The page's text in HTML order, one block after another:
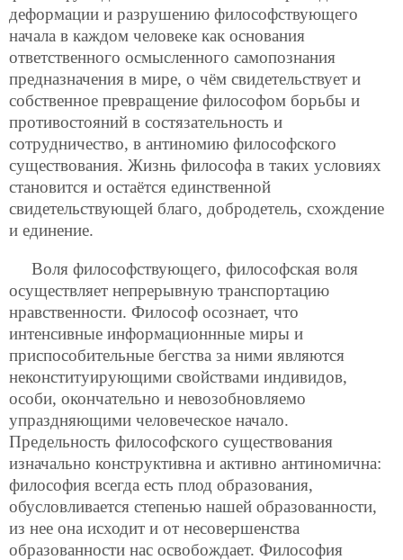
деформации и разрушению философствующего
начала в каждом человеке как основания
ответственного осмысленного самопознания
предназначения в мире, о чём свидетельствует и
собственное превращение философом борьбы и
противостояний в состязательность и
сотрудничество, в антиномию философского
существования. Жизнь философа в таких условиях
становится и остаётся единственной
свидетельствующей благо, добродетель, схождение
и единение.
Воля философствующего, философская воля
осуществляет непрерывную транспортацию
нравственности. Философ осознает, что
интенсивные информационнные миры и
приспособительные бегства за ними являются
неконституирующими свойствами индивидов,
особи, окончательно и невозобновляемо
упраздняющими человеческое начало.
Предельность философского существования
изначально конструктивна и активно антиномична:
философия всегда есть плод образования,
обусловливается степенью нашей образованности,
из нее она исходит и от несовершенства
образованности нас освобождает. Философия